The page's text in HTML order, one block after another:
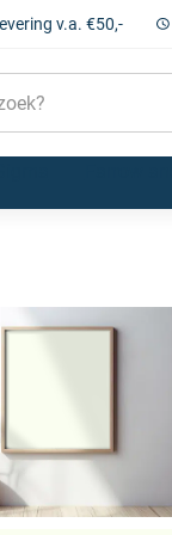
v.a. €50,-